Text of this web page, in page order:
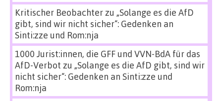
Kritischer Beobachterzu „Solange es die AfD
gibt, sind wir nicht sicher“: Gedenken an
Sinti:zze und Rom:nja
1000 Jurist:innen, die GFF und VVN-BdA für das
AfD-Verbot zu „Solange es die AfD gibt, sind wir
nicht sicher“: Gedenken an Sinti:zze und
Rom:nja